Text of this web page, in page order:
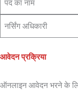
पद का नाम
नर्सिंग अधिकारी
आवेदन प्रक्रिया
ऑनलाइन आवेदन भरने के